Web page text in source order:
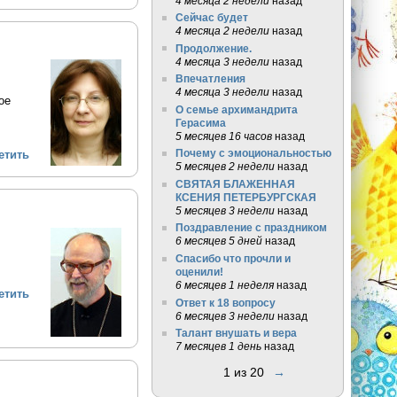
Сейчас будет
4 месяца 2 неделиназад
Продолжение.
4 месяца 3 неделиназад
Впечатления
4 месяца 3 неделиназад
О семье архимандрита
Герасима
5 месяцев 16 часовназад
Почему с эмоциональностью
5 месяцев 2 неделиназад
СВЯТАЯ БЛАЖЕННАЯ
КСЕНИЯ ПЕТЕРБУРГСКАЯ
5 месяцев 3 неделиназад
Поздравление с праздником
6 месяцев 5 днейназад
Спасибо что прочли и
оценили!
6 месяцев 1 неделяназад
Ответ к 18 вопросу
6 месяцев 3 неделиназад
Талант внушать и вера
7 месяцев 1 деньназад
1 из 20 →